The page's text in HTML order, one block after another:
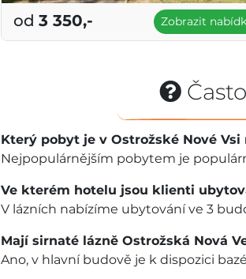
od 3 350,- Zobrazit
Který pobyt je v Ostrožské Nové Vsi
Nejpopulárnějším pobytem je
Ve kterém hotelu jsou klienti
V lázních nabízíme ubytování ve 3
Mají sirnaté lázně Ostrožská Nová
Ano, v hlavní budově je k dispozici